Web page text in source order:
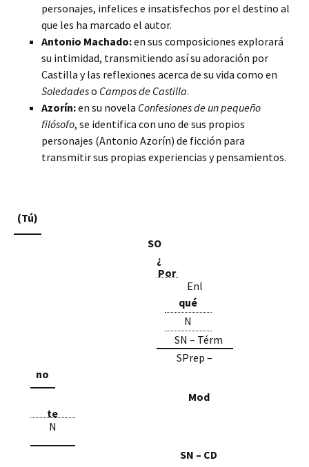
personajes, infelices e insatisfechos por el destino al
que les ha marcado el autor.
Antonio Machado:en sus composiciones explorará
su intimidad, transmitiendo así su adoración por
Castilla y las reflexiones acerca de su vida como en
Soledadeso Campos de Castilla.
Azorín:en su novela Confesiones de un pequeño
filósofo, se identifica con uno de sus propios
personajes (Antonio Azorín) de ficción para
transmitir sus propias experiencias y pensamientos.
(Tú)
SO
¿
Por
Enl
qué
N
SN – Térm
SPrep –
no
Mod
te
N
SN – CD